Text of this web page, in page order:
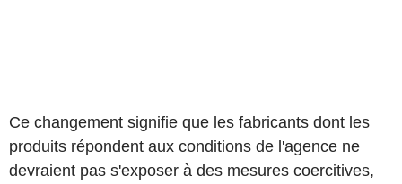
Ce changement signifie que les fabricants dont les
produits répondent aux conditions de l'agence ne
devraient pas s'exposer à des mesures coercitives,